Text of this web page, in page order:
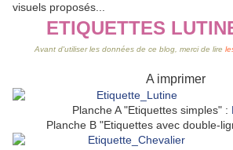
visuels proposés...
ETIQUETTES
Avant d'utiliser les données de ce blog, merci de lire
A imprimer
Planche A "Etiquettes simples" :
Planche B "Etiquettes avec double-